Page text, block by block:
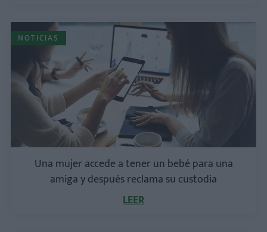
NOTICIAS
Una mujer accede a tener un bebé para una
amiga y después reclama su custodia
LEER